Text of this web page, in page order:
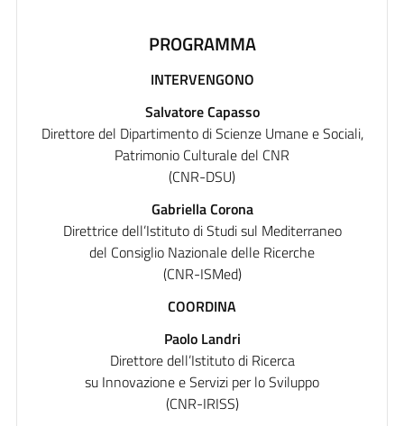
PROGRAMMA
INTERVENGONO
Salvatore Capasso
Direttore del Dipartimento di Scienze Umane e Sociali,
Patrimonio Culturale del CNR
(CNR-DSU)
Gabriella Corona
Direttrice dell’Istituto di Studi sul Mediterraneo
del Consiglio Nazionale delle Ricerche
(CNR-ISMed)
COORDINA
Paolo Landri
Direttore dell’Istituto di Ricerca
su Innovazione e Servizi per lo Sviluppo
(CNR-IRISS)